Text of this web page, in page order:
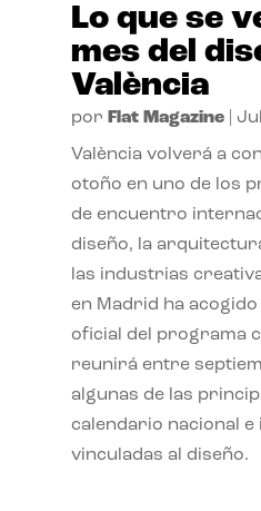
Lo que se
mes del
València
por Flat Magazine|
València volverá a
otoño en uno de los
de encuentro
diseño, la
las industrias
en Madrid ha
oficial del programa
reunirá entre
algunas de las
calendario nacional e
vinculadas al diseño.